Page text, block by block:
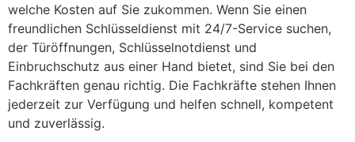
welche Kosten auf Sie zukommen. Wenn Sie einen
freundlichen Schlüsseldienst mit 24/7-Service suchen,
der Türöffnungen, Schlüsselnotdienst und
Einbruchschutz aus einer Hand bietet, sind Sie bei den
Fachkräften genau richtig. Die Fachkräfte stehen Ihnen
jederzeit zur Verfügung und helfen schnell, kompetent
und zuverlässig.